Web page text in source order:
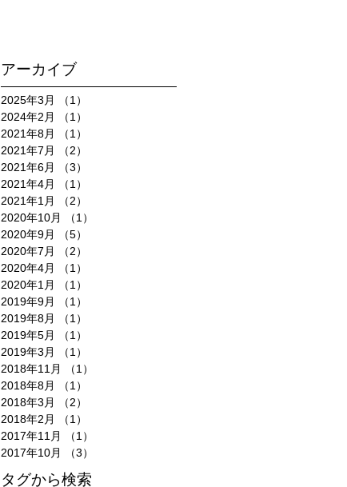
アーカイブ
2025年3月 （1）
2024年2月
（1）
2021年8月
（1）
2021年7月
（2）
2021年6月
（3）
2021年4月
（1）
2021年1月
（2）
2020年10月
（1）
2020年9月
（5）
2020年7月
（2）
2020年4月
（1）
2020年1月
（1）
2019年9月
（1）
2019年8月
（1）
2019年5月
（1）
2019年3月
（1）
2018年11月
（1）
2018年8月
（1）
2018年3月
（2）
2018年2月
（1）
2017年11月
（1）
2017年10月
（3）
タグから検索